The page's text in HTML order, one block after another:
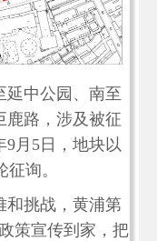
延中公园、南至
鹿路，涉及被征
9月5日，地块以
询。
和挑战，黄浦第
策宣传到家，把